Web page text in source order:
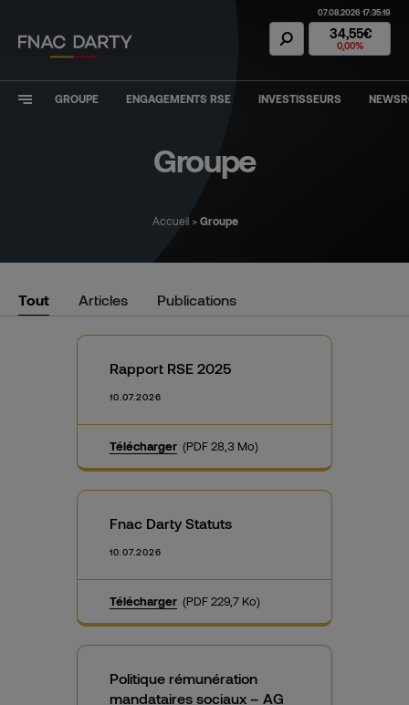
Action Fnac
07.08.2026 17:35:19
34,55€
0,00%
GROUPE ENGAGEMENTS RSE INVESTISSEURS
Groupe
Accueil > Groupe
Filtrer les résultats
Tout Articles Publications
Rapport RSE 2025
10.07.2026
Télécharger (PDF 28,3 Mo)
Fnac Darty Statuts
10.07.2026
Télécharger (PDF 229,7 Ko)
Politique rémunération
mandataires sociaux – AG